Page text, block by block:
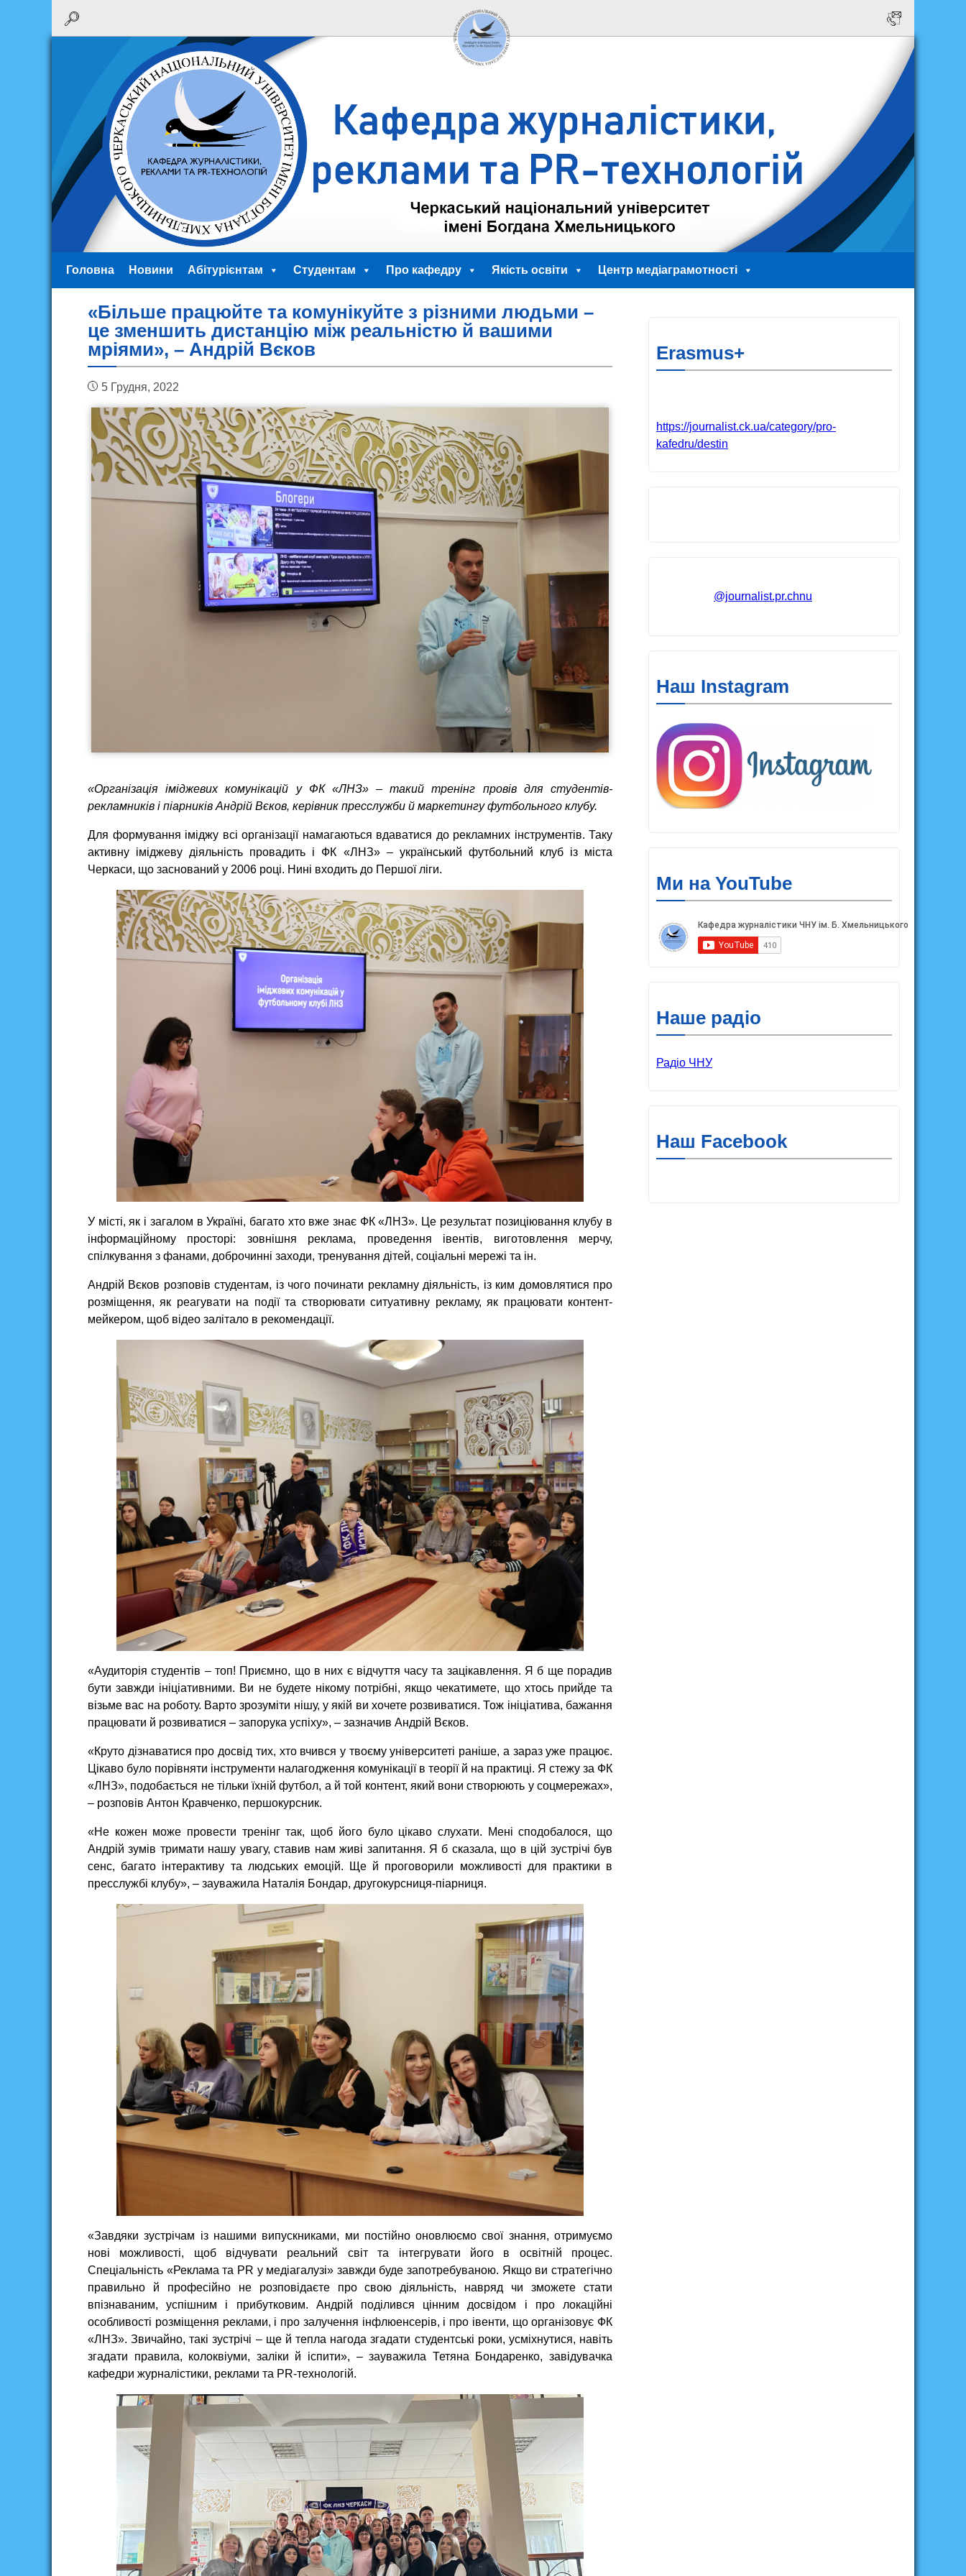
Головна Новини Абітурієнтам Студентам Про кафедру Якість освіти Центр медіаграмотності
«Більше працюйте та комунікуйте з різними людьми –
це зменшить дистанцію між реальністю й вашими
мріями», – Андрій Вєков
5 Грудня, 2022
«Організація іміджевих комунікацій у ФК «ЛНЗ» – такий тренінг провів для студентів-
рекламників і піарників Андрій Вєков, керівник пресслужби й маркетингу футбольного клубу.
Для формування іміджу всі організації намагаються вдаватися до рекламних інструментів. Таку
активну іміджеву діяльність провадить і ФК «ЛНЗ» – український футбольний клуб із міста
Черкаси, що заснований у 2006 році. Нині входить до Першої ліги.
У місті, як і загалом в Україні, багато хто вже знає ФК «ЛНЗ». Це результат позиціювання клубу в
інформаційному просторі: зовнішня реклама, проведення івентів, виготовлення мерчу,
спілкування з фанами, доброчинні заходи, тренування дітей, соціальні мережі та ін.
Андрій Вєков розповів студентам, із чого починати рекламну діяльність, із ким домовлятися про
розміщення, як реагувати на події та створювати ситуативну рекламу, як працювати контент-
мейкером, щоб відео залітало в рекомендації.
«Аудиторія студентів – топ! Приємно, що в них є відчуття часу та зацікавлення. Я б ще порадив
бути завжди ініціативними. Ви не будете нікому потрібні, якщо чекатимете, що хтось прийде та
візьме вас на роботу. Варто зрозуміти нішу, у якій ви хочете розвиватися. Тож ініціатива, бажання
працювати й розвиватися – запорука успіху», – зазначив Андрій Вєков.
«Круто дізнаватися про досвід тих, хто вчився у твоєму університеті раніше, а зараз уже працює.
Цікаво було порівняти інструменти налагодження комунікації в теорії й на практиці. Я стежу за ФК
«ЛНЗ», подобається не тільки їхній футбол, а й той контент, який вони створюють у соцмережах»,
– розповів Антон Кравченко, першокурсник.
«Не кожен може провести тренінг так, щоб його було цікаво слухати. Мені сподобалося, що
Андрій зумів тримати нашу увагу, ставив нам живі запитання. Я б сказала, що в цій зустрічі був
сенс, багато інтерактиву та людських емоцій. Ще й проговорили можливості для практики в
пресслужбі клубу», – зауважила Наталія Бондар, другокурсниця-піарниця.
«Завдяки зустрічам із нашими випускниками, ми постійно оновлюємо свої знання, отримуємо
нові можливості, щоб відчувати реальний світ та інтегрувати його в освітній процес.
Спеціальність «Реклама та PR у медіагалузі» завжди буде запотребуваною. Якщо ви стратегічно
правильно й професійно не розповідаєте про свою діяльність, навряд чи зможете стати
впізнаваним, успішним і прибутковим. Андрій поділився цінним досвідом і про локаційні
особливості розміщення реклами, і про залучення інфлюенсерів, і про івенти, що організовує ФК
«ЛНЗ». Звичайно, такі зустрічі – ще й тепла нагода згадати студентські роки, усміхнутися, навіть
згадати правила, колоквіуми, заліки й іспити», – зауважила Тетяна Бондаренко, завідувачка
кафедри журналістики, реклами та PR-технологій.
Erasmus+
https://journalist.ck.ua/category/pro-
kafedru/destin
@journalist.pr.chnu
Наш Instagram
Ми на YouTube
Наше радіо
Радіо ЧНУ
Наш Facebook